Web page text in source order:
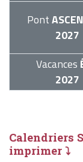
Pont
2027
Vacances
2027
Calendriers
imprimer ⤵